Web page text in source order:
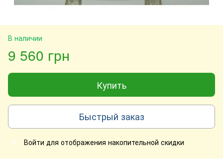
В наличии
9 560 грн
Купить
Быстрый заказ
% Войти для отображения накопительной скидки